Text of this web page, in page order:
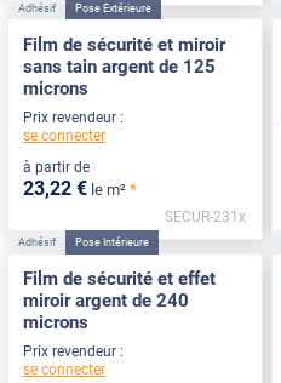
Adhésif Pose Extérieure
Film de sécurité et miroir
sans tain argent de 125
microns
Prix revendeur :
se connecter
à partir de
23,22 € le m² *
SECUR-231x
Adhésif Pose Intérieure
Film de sécurité et effet
miroir argent de 240
microns
Prix revendeur :
se connecter